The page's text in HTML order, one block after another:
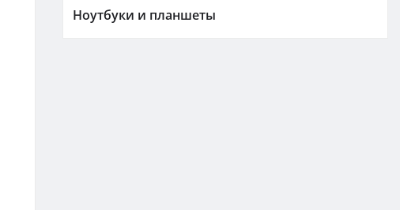
Ноутбуки и планшеты